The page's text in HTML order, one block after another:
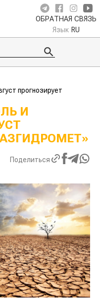
ОБРАТНАЯ СВЯЗЬ
Язык RU
прогнозирует
И
Поделиться